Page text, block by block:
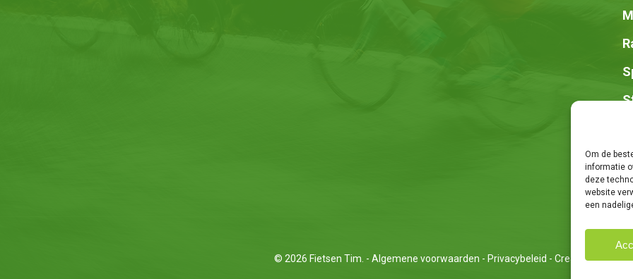
Om de
informatie
deze
website
een
© 2026 Fietsen Tim. - Algemene voorwaarden - Privacybeleid - Creatie vanWe